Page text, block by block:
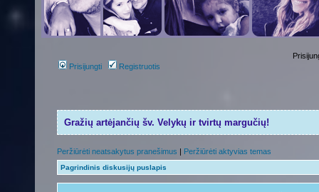
Prisijungti Registruotis
Gražių artėjančių šv. Velykų ir tvirtų margučių!
Peržiūrėti neatsakytus pranešimus | Peržiūrėti aktyvias temas
Pagrindinis diskusijų puslapis